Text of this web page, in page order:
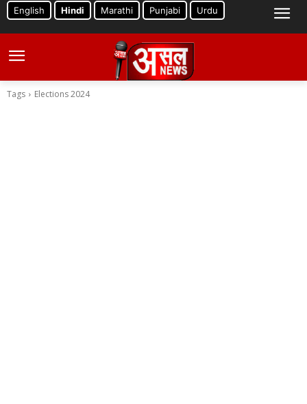
English Hindi Marathi Punjabi Urdu
Tags Elections 2024